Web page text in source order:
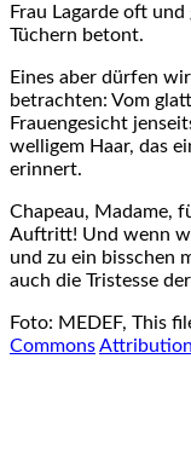
Frau Lagarde oft
Tüchern betont.
Eines aber dürfen
betrachten: Vom
Frauengesicht
welligem Haar, das
erinnert.
Chapeau, Madame,
Auftritt! Und wenn
und zu ein bisschen
auch die Tristesse
Foto: MEDEF, This
Commons